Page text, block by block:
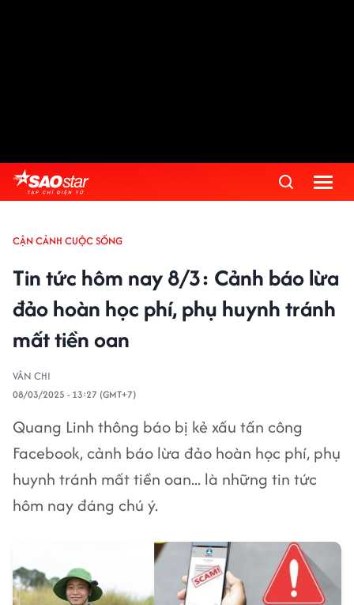
CẬN CẢNH CUỘC SỐNG
Tin tức hôm nay 8/3: Cảnh báo lừa
đảo hoàn học phí, phụ huynh tránh
mất tiền oan
VÂN CHI
08/03/2025 - 13:27 (GMT+7)
Quang Linh thông báo bị kẻ xấu tấn công
Facebook, cảnh báo lừa đảo hoàn học phí, phụ
huynh tránh mất tiền oan... là những tin tức
hôm nay đáng chú ý.